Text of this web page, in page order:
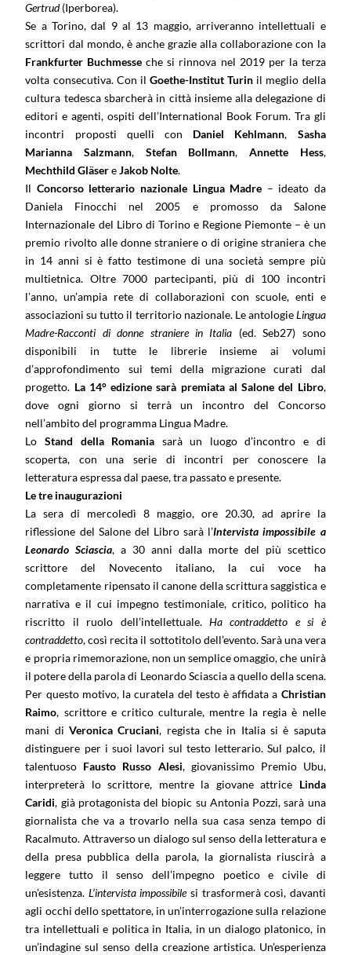
Gertrud(Iperborea).
Se a Torino, dal 9 al 13 maggio, arriveranno intellettuali e
scrittori dal mondo, è anche grazie alla collaborazione con la
Frankfurter Buchmesseche si rinnova nel 2019 per la terza
volta consecutiva. Con il Goethe-Institut Turin il meglio della
cultura tedesca sbarcherà in città insieme alla delegazione di
editori e agenti, ospiti dell’International Book Forum. Tra gli
incontri proposti quelli con Daniel Kehlmann, Sasha
Marianna Salzmann, Stefan Bollmann, Annette Hess,
Mechthild GläsereJakob Nolte.
Il Concorso letterario nazionale Lingua Madre – ideato da
Daniela Finocchi nel 2005 e promosso da Salone
Internazionale del Libro di Torino e Regione Piemonte – è un
premio rivolto alle donne straniere o di origine straniera che
in 14 anni si è fatto testimone di una società sempre più
multietnica. Oltre 7000 partecipanti, più di 100 incontri
l’anno, un’ampia rete di collaborazioni con scuole, enti e
associazioni su tutto il territorio nazionale. Le antologieLingua
Madre-Racconti di donne straniere in Italia (ed. Seb27) sono
disponibili in tutte le librerie insieme ai volumi
d’approfondimento sui temi della migrazione curati dal
progetto. La 14° edizione sarà premiata al Salone del Libro,
dove ogni giorno si terrà un incontro del Concorso
nell’ambito del programma Lingua Madre.
Lo Stand della Romania sarà un luogo d’incontro e di
scoperta, con una serie di incontri per conoscere la
letteratura espressa dal paese, tra passato e presente.
Le tre inaugurazioni
La sera di mercoledì 8 maggio, ore 20.30, ad aprire la
riflessione del Salone del Libro sarà l’Intervista impossibile a
Leonardo Sciascia, a 30 anni dalla morte del più scettico
scrittore del Novecento italiano, la cui voce ha
completamente ripensato il canone della scrittura saggistica e
narrativa e il cui impegno testimoniale, critico, politico ha
riscritto il ruolo dell’intellettuale. Ha contraddetto e si è
contraddetto, così recita il sottotitolo dell’evento. Sarà una vera
e propria rimemorazione, non un semplice omaggio, che unirà
il potere della parola di Leonardo Sciascia a quello della scena.
Per questo motivo, la curatela del testo è affidata a Christian
Raimo, scrittore e critico culturale, mentre la regia è nelle
mani diVeronica Cruciani, regista che in Italia si è saputa
distinguere per i suoi lavori sul testo letterario. Sul palco, il
talentuoso Fausto Russo Alesi, giovanissimo Premio Ubu,
interpreterà lo scrittore, mentre la giovane attrice Linda
Caridi, già protagonista del biopic su Antonia Pozzi, sarà una
giornalista che va a trovarlo nella sua casa senza tempo di
Racalmuto. Attraverso un dialogo sul senso della letteratura e
della presa pubblica della parola, la giornalista riuscirà a
leggere tutto il senso dell’impegno poetico e civile di
un’esistenza. L’intervista impossibilesi trasformerà così, davanti
agli occhi dello spettatore, in un’interrogazione sulla relazione
tra intellettuali e politica in Italia, in un dialogo platonico, in
un’indagine sul senso della creazione artistica. Un’esperienza